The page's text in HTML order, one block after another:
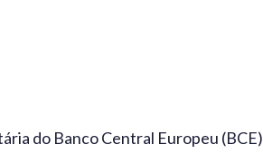
do Banco Central Europeu (BCE)